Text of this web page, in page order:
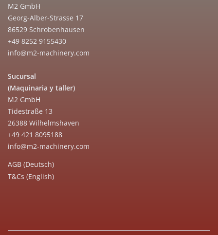
M2 GmbH
Georg-Alber-Strasse 17
86529 Schrobenhausen
+49 8252 9155430
info@m2-machinery.com
Sucursal
(Maquinaria y taller)
M2 GmbH
Tidestraße 13
26388 Wilhelmshaven
+49 421 8095188
info@m2-machinery.com
AGB (Deutsch)
T&Cs (English)